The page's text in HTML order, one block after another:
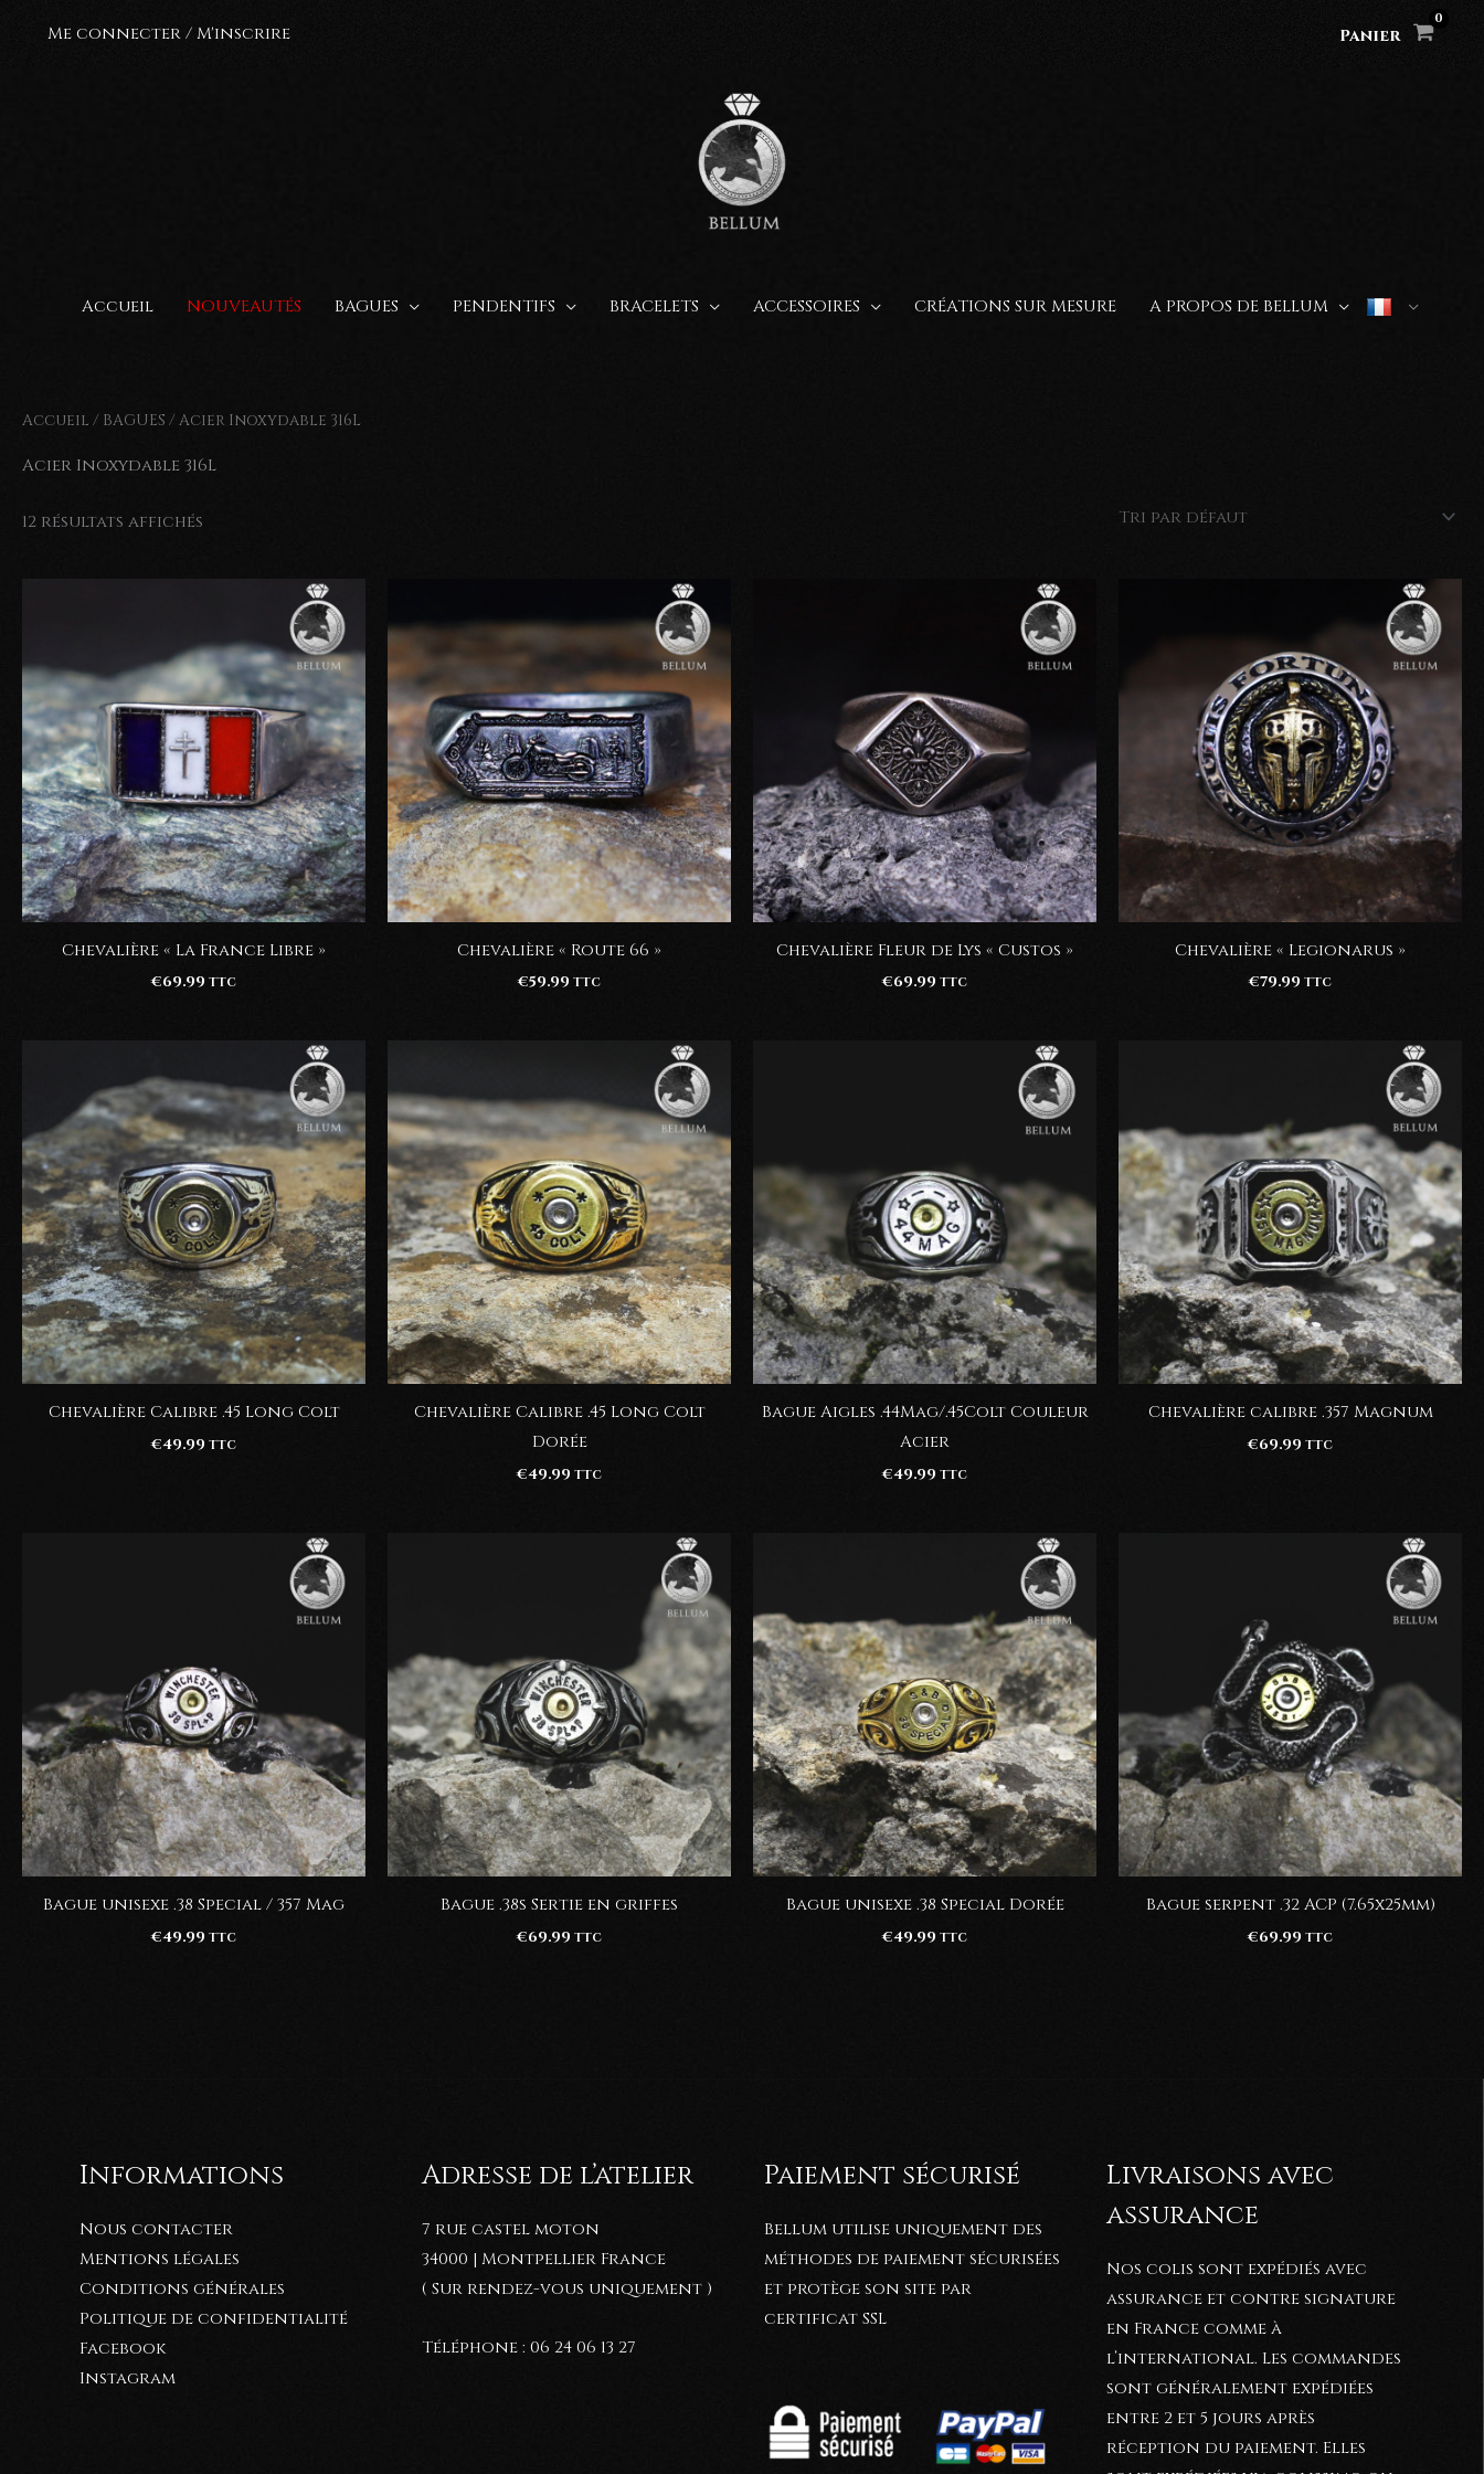
Me connecter / M'inscrire Panier
Accueil NOUVEAUTÉS BAGUES PENDENTIFS BRACELETS ACCESSOIRES CRÉATIONS SUR MESURE A PROPOS DE BELLUM
Accueil / BAGUES / Acier Inoxydable 316L
Acier Inoxydable 316L
12 résultats affichés
Chevalière « La France Libre »
€69.99 TTC
Chevalière « Route 66 »
€59.99 TTC
Chevalière Fleur de Lys « Custos »
€69.99 TTC
Chevalière « Legionarus »
€79.99 TTC
Chevalière Calibre .45 Long Colt
€49.99 TTC
Chevalière Calibre .45 Long Colt
Dorée
€49.99 TTC
Bague Aigles .44Mag/.45Colt Couleur
Acier
€49.99 TTC
Chevalière calibre .357 Magnum
€69.99 TTC
Bague unisexe .38 Special / 357 Mag
€49.99 TTC
Bague .38s Sertie en griffes
€69.99 TTC
Bague unisexe .38 Special Dorée
€49.99 TTC
Bague serpent .32 ACP (7.65x25mm)
€69.99 TTC
Informations
Nous contacter
Mentions légales
Conditions générales
Politique de confidentialité
Facebook
Instagram
Adresse de l’atelier
7 rue castel moton
34000 | Montpellier France
( Sur rendez-vous uniquement )
Téléphone : 06 24 06 13 27
Paiement sécurisé
Bellum utilise uniquement des
méthodes de paiement sécurisées
et protège son site par
certificat SSL
Livraisons avec
assurance
Nos colis sont expédiés avec
assurance et contre signature
en France comme à
l’international. Les commandes
sont généralement expédiées
entre 2 et 5 jours après
réception du paiement. Elles